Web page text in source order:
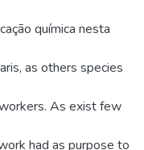
química nesta
as others species
As exist few
had as purpose to